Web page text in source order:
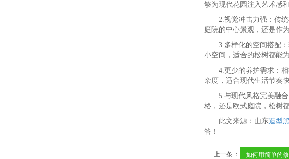
够为现代花园注入艺术感和
2.视觉冲击力强：传
庭院的中心景观，还是作
3.多样化的空间搭配
小空间，适合的松树都能
4.更少的养护需求：
杂度，适合现代生活节奏
5.与现代风格完美融
格，还是欧式庭院，松树
此文来源：山东造型
答！
上一条 ： 如何用简单的